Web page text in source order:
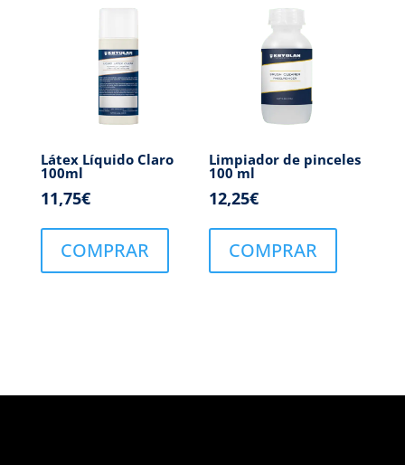
Látex Líquido Claro
100ml
11,75€
COMPRAR
Limpiador de pinceles
100 ml
12,25€
COMPRAR